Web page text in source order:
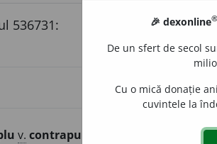
536731:
v. contrapunct răsturnabil.
🎉 dexonline®
De un sfert de secol
Cu o mică donație
cuvintele la